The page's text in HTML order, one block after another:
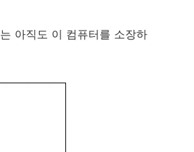
아직도 이 컴퓨터를 소장하